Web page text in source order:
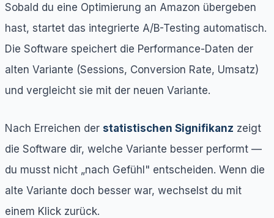
Sobald du eine Optimierung an Amazon übergeben
hast, startet das integrierte A/B-Testing automatisch.
Die Software speichert die Performance-Daten der
alten Variante (Sessions, Conversion Rate, Umsatz)
und vergleicht sie mit der neuen Variante.
Nach Erreichen der statistischen Signifikanz zeigt
die Software dir, welche Variante besser performt —
du musst nicht „nach Gefühl" entscheiden. Wenn die
alte Variante doch besser war, wechselst du mit
einem Klick zurück.